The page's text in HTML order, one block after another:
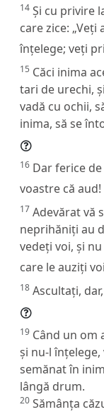
14 Și cu privire
care zice:
înțelege; veți
15 Căci inima
tari de urechi,
vadă cu ochii,
inima, să se
16 Dar ferice
voastre că aud!
17 Adevărat vă
neprihăniți au
vedeți voi, și
care le auziți
18 Ascultați,
19 Când un om
și nu-l
semănat în
lângă drum.
20 Sămânța